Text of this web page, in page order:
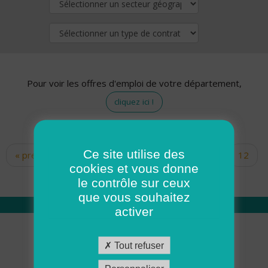
Pour voir les offres d'emploi de votre département,
cliquez ici !
Pages
« premier ‹ précédent … 10
12
14 15 16 17
Qui sommes nous
Académie ADMR
Ce site utilise des
cookies et vous donne
le contrôle sur ceux
que vous souhaitez
activer
Tout refuser